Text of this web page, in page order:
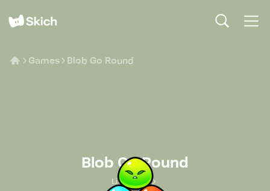
Games Blob Go Round
Blob Go Round
Liftoff Lab